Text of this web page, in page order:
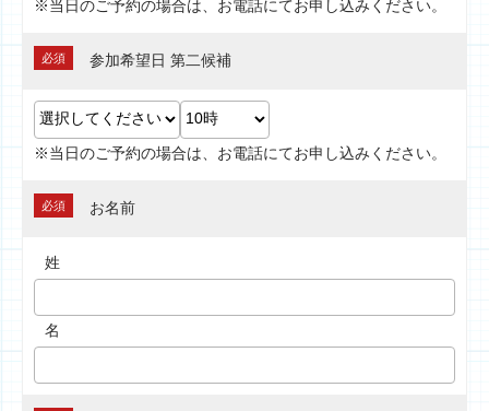
※当日のご予約の場合は、お電話にてお申し込みください。
必須 参加希望日 第二候補
※当日のご予約の場合は、お電話にてお申し込みください。
必須 お名前
姓
名